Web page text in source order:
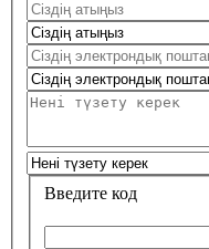
Введите код